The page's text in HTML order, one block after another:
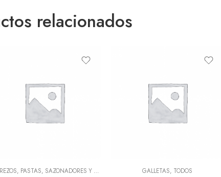
relacionados
ADEREZOS, PASTAS, SAZONADORES Y CONDIMENTOS
TODOS
GALLETAS, TODOS